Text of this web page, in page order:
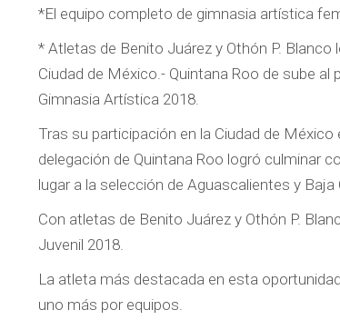
*El equipo completo de gimnasia artística
* Atletas de Benito Juárez y Othón P. Blanco
Ciudad de México.- Quintana Roo de sube
Gimnasia Artística 2018.
Tras su participación en la Ciudad de
delegación de Quintana Roo logró culminar
lugar a la selección de Aguascalientes y Baja
Con atletas de Benito Juárez y Othón P.
Juvenil 2018.
La atleta más destacada en esta
uno más por equipos.